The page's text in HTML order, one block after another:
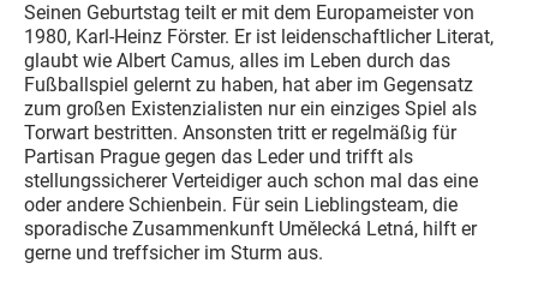
Seinen Geburtstag teilt er mit dem Europameister von
1980, Karl-Heinz Förster. Er ist leidenschaftlicher Literat,
glaubt wie Albert Camus, alles im Leben durch das
Fußballspiel gelernt zu haben, hat aber im Gegensatz
zum großen Existenzialisten nur ein einziges Spiel als
Torwart bestritten. Ansonsten tritt er regelmäßig für
Partisan Prague gegen das Leder und trifft als
stellungssicherer Verteidiger auch schon mal das eine
oder andere Schienbein. Für sein Lieblingsteam, die
sporadische Zusammenkunft Umělecká Letná, hilft er
gerne und treffsicher im Sturm aus.